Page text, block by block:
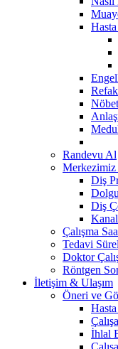
Randevu Al
Merkezimiz
Diş
Dolgu
Diş
Çalışma
Tedavi
Doktor
Röntgen
İletişim & Ulaşım
Öneri ve
İhlal